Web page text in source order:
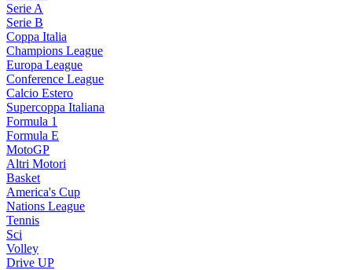
Serie A
Serie B
Coppa Italia
Champions League
Europa League
Conference League
Calcio Estero
Supercoppa Italiana
Formula 1
Formula E
MotoGP
Altri Motori
Basket
America's Cup
Nations League
Tennis
Sci
Volley
Drive UP